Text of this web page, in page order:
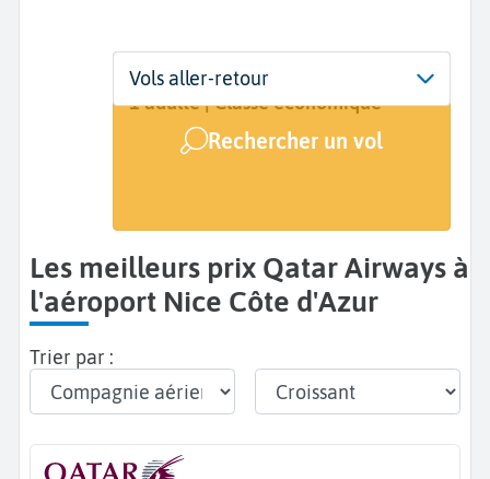
Départ
Nice Côte d'Azur (NCE)
Dates
Dates de votre voyage
Voyageurs | Classe
1 adulte | Classe économique
Rechercher un vol
Vols aller-retour
Les meilleurs prix Qatar Airways à
l'aéroport Nice Côte d'Azur
Trier par :